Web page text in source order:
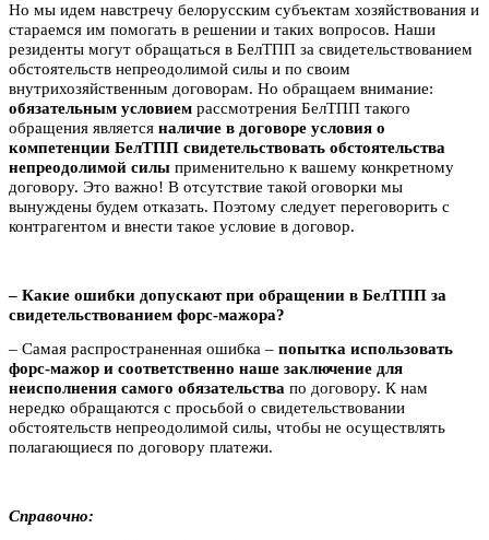
Но мы идем навстречу белорусским субъектам хозяйствования и
стараемся им помогать в решении и таких вопросов. Наши
резиденты могут обращаться в БелТПП за свидетельствованием
обстоятельств непреодолимой силы и по своим
внутрихозяйственным договорам. Но обращаем внимание:
обязательным условием рассмотрения БелТПП такого
обращения является наличие в договоре условия о
компетенции БелТПП свидетельствовать обстоятельства
непреодолимой силы применительно к вашему конкретному
договору. Это важно! В отсутствие такой оговорки мы
вынуждены будем отказать. Поэтому следует переговорить с
контрагентом и внести такое условие в договор.
– Какие ошибки допускают при обращении в БелТПП за
свидетельствованием форс-мажора?
– Самая распространенная ошибка – попытка использовать
форс-мажор и соответственно наше заключение для
неисполнения самого обязательства по договору. К нам
нередко обращаются с просьбой о свидетельствовании
обстоятельств непреодолимой силы, чтобы не осуществлять
полагающиеся по договору платежи.
Справочно: